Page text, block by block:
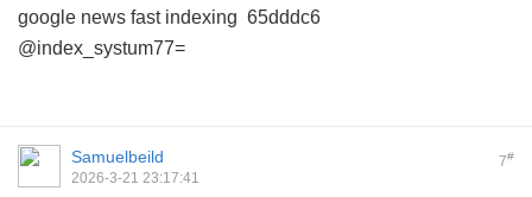
google news fast indexing 65dddc6
@index_systum77=
7#
Samuelbeild
2026-3-21 23:17:41